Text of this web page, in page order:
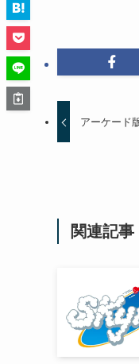
アーケード
関連記事